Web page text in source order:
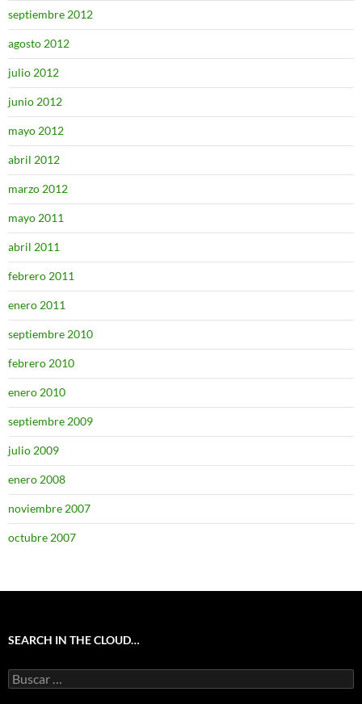
septiembre 2012
agosto 2012
julio 2012
junio 2012
mayo 2012
abril 2012
marzo 2012
mayo 2011
abril 2011
febrero 2011
enero 2011
septiembre 2010
febrero 2010
enero 2010
septiembre 2009
julio 2009
enero 2008
noviembre 2007
octubre 2007
SEARCH IN THE CLOUD…
Buscar: